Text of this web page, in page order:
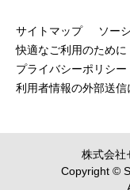
サイトマップ
ソー
快適なご利用のために
プライバシーポリシー
利用者情報の外部送
株式会社
Copyright ©